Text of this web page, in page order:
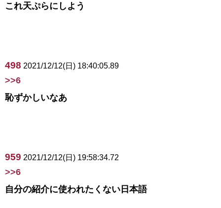
これ天ぷらにしよう
498 2021/12/12(日) 18:40:05.89
>>6
恥ずかしいなあ
959 2021/12/12(日) 19:58:34.72
>>6
自分の紹介に使われたくない日本語